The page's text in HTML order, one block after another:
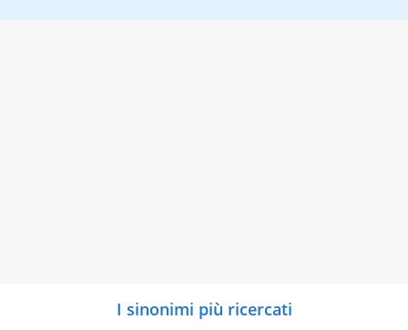
I sinonimi più ricercati